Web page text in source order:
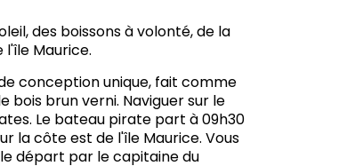
des boissons à volonté, de la
Maurice.
conception unique, fait comme
bois brun verni. Naviguer sur le
Le bateau pirate part à 09h30
la côte est de l'île Maurice. Vous
départ par le capitaine du